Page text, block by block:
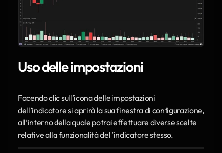
Uso delle impostazioni
Facendo clic sull’icona delle impostazioni
dell’indicatore si aprirà la sua finestra di configurazione,
all’interno della quale potrai effettuare diverse scelte
relative alla funzionalità dell’indicatore stesso.